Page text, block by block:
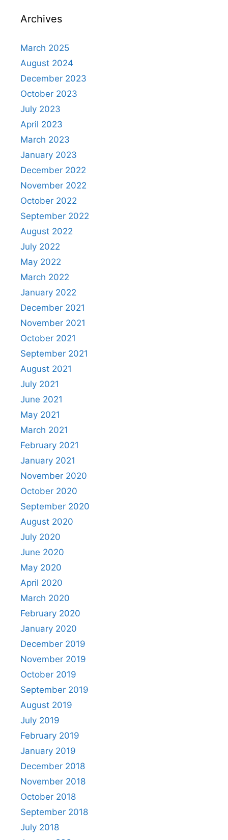
Archives
March 2025
August 2024
December 2023
October 2023
July 2023
April 2023
March 2023
January 2023
December 2022
November 2022
October 2022
September 2022
August 2022
July 2022
May 2022
March 2022
January 2022
December 2021
November 2021
October 2021
September 2021
August 2021
July 2021
June 2021
May 2021
March 2021
February 2021
January 2021
November 2020
October 2020
September 2020
August 2020
July 2020
June 2020
May 2020
April 2020
March 2020
February 2020
January 2020
December 2019
November 2019
October 2019
September 2019
August 2019
July 2019
February 2019
January 2019
December 2018
November 2018
October 2018
September 2018
July 2018